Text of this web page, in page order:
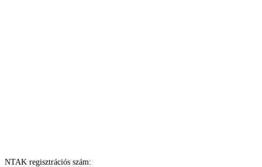
NTAK regisztrációs szám: